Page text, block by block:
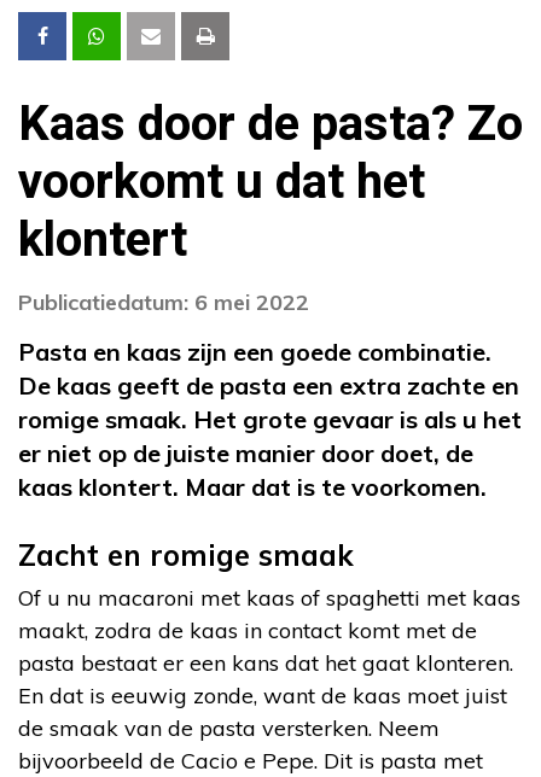
Kaas door de pasta? Zo
voorkomt u dat het
klontert
Publicatiedatum: 6 mei 2022
Pasta en kaas zijn een goede combinatie.
De kaas geeft de pasta een extra zachte en
romige smaak. Het grote gevaar is als u het
er niet op de juiste manier door doet, de
kaas klontert. Maar dat is te voorkomen.
Zacht en romige smaak
Of u nu macaroni met kaas of spaghetti met kaas
maakt, zodra de kaas in contact komt met de
pasta bestaat er een kans dat het gaat klonteren.
En dat is eeuwig zonde, want de kaas moet juist
de smaak van de pasta versterken. Neem
bijvoorbeeld de Cacio e Pepe. Dit is pasta met